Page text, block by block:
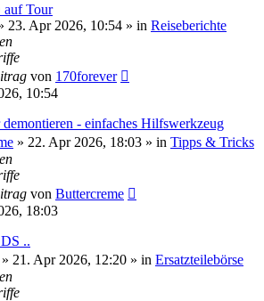
auf Tour
23. Apr 2026, 10:54 » in Reiseberichte
von 170forever
10:54
demontieren - einfaches Hilfswerkzeug
» 22. Apr 2026, 18:03 » in Tipps & Tricks
von Buttercreme
18:03
..
» 21. Apr 2026, 12:20 » in Ersatzteilebörse